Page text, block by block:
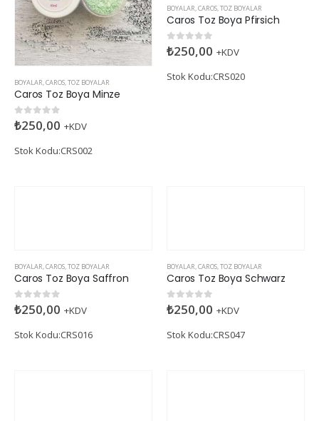
BOYALAR,CAROS,TOZ BOYALAR
Caros Toz Boya Minze
05 üzerinden
₺250,00 +KDV
Stok Kodu:CRS002
BOYALAR,CAROS,TOZ BOYALAR
Caros Toz Boya Pfirsich
05 üzerinden
₺250,00 +KDV
Stok Kodu:CRS020
BOYALAR,CAROS,TOZ BOYALAR
Caros Toz Boya Saffron
05 üzerinden
₺250,00 +KDV
Stok Kodu:CRS016
BOYALAR,CAROS,TOZ BOYALAR
Caros Toz Boya Schwarz
05 üzerinden
₺250,00 +KDV
Stok Kodu:CRS047